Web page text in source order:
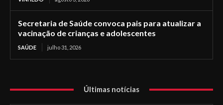
Secretaria de Saúde convoca pais para atualizar a
vacinação de crianças e adolescentes
SAÚDE julho 31, 2026
Últimas notícias